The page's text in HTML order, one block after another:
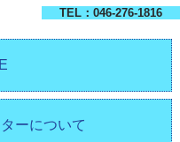
TEL：046-276-1816
ーについて